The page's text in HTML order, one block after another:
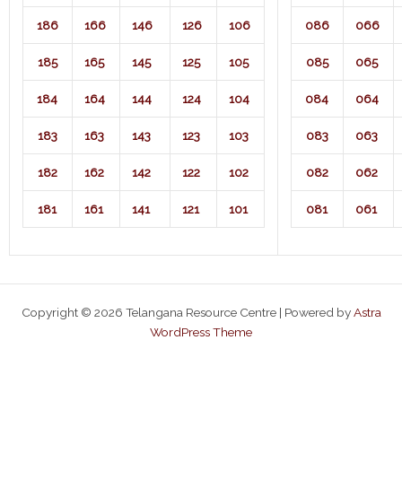
186 166 146 126 106
185 165 145 125 105
184 164 144 124 104
183 163 143 123 103
182 162 142 122 102
181 161 141 121 101
086 066
085 065
084 064
083 063
082 062
081 061
Copyright © 2026 Telangana Resource Centre | Powered byAstra
WordPress Theme